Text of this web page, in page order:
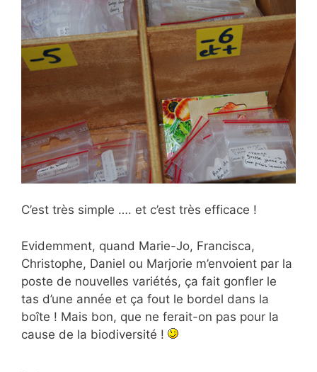
C’est très simple …. et c’est très efficace !
Evidemment, quand Marie-Jo, Francisca,
Christophe, Daniel ou Marjorie m’envoient par la
poste de nouvelles variétés, ça fait gonfler le
tas d’une année et ça fout le bordel dans la
boîte ! Mais bon, que ne ferait-on pas pour la
cause de la biodiversité !